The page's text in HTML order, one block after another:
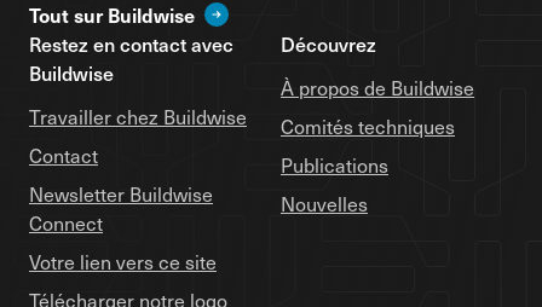
Tout sur Buildwise
Restez en contact avec
Buildwise
Travailler chez Buildwise
Contact
Newsletter Buildwise
Connect
Votre lien vers ce site
Télécharger notre logo
Découvrez
À propos de Buildwise
Comités techniques
Publications
Nouvelles